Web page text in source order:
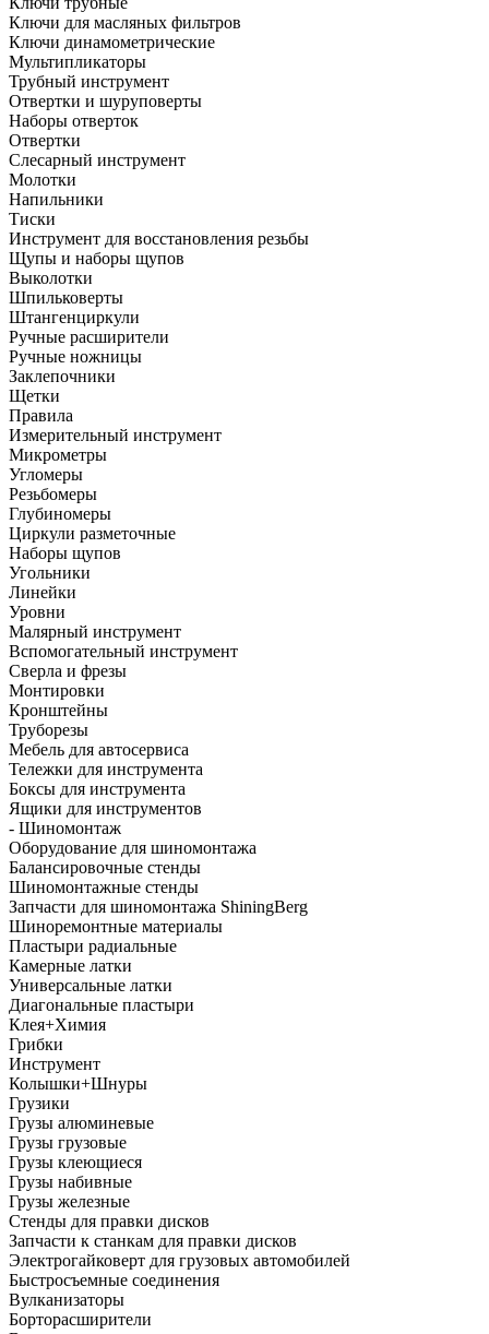
Ключи для масляных фильтров
Ключи динамометрические
Мультипликаторы
Трубный инструмент
Отвертки и шуруповерты
Наборы отверток
Отвертки
Слесарный инструмент
Молотки
Напильники
Тиски
Инструмент для восстановления резьбы
Щупы и наборы щупов
Выколотки
Шпильковерты
Штангенциркули
Ручные расширители
Ручные ножницы
Заклепочники
Щетки
Правила
Измерительный инструмент
Микрометры
Угломеры
Резьбомеры
Глубиномеры
Циркули разметочные
Наборы щупов
Угольники
Линейки
Уровни
Малярный инструмент
Вспомогательный инструмент
Сверла и фрезы
Монтировки
Кронштейны
Труборезы
Мебель для автосервиса
Тележки для инструмента
Боксы для инструмента
Ящики для инструментов
- Шиномонтаж
Оборудование для шиномонтажа
Балансировочные стенды
Шиномонтажные стенды
Запчасти для шиномонтажа ShiningBerg
Шиноремонтные материалы
Пластыри радиальные
Камерные латки
Универсальные латки
Диагональные пластыри
Клея+Химия
Грибки
Инструмент
Колышки+Шнуры
Грузики
Грузы алюминевые
Грузы грузовые
Грузы клеющиеся
Грузы набивные
Грузы железные
Стенды для правки дисков
Запчасти к станкам для правки дисков
Электрогайковерт для грузовых автомобилей
Быстросъемные соединения
Вулканизаторы
Борторасширители